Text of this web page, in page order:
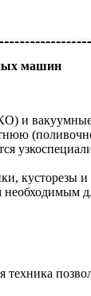
машин
и
кусторезы и